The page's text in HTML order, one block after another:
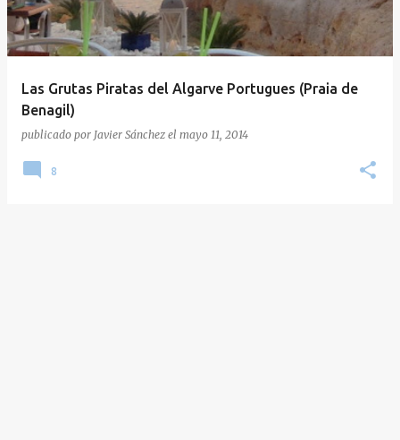
Las Grutas Piratas del Algarve Portugues (Praia de
Benagil)
publicado por Javier Sánchez el mayo 11, 2014
8